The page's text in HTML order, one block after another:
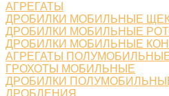
АГРЕГАТЫ
ДРОБИЛКИ МОБИЛЬНЫЕ
ДРОБИЛКИ МОБИЛЬНЫЕ
ДРОБИЛКИ МОБИЛЬНЫЕ
АГРЕГАТЫ
ГРОХОТЫ МОБИЛЬНЫЕ
ДРОБИЛКИ